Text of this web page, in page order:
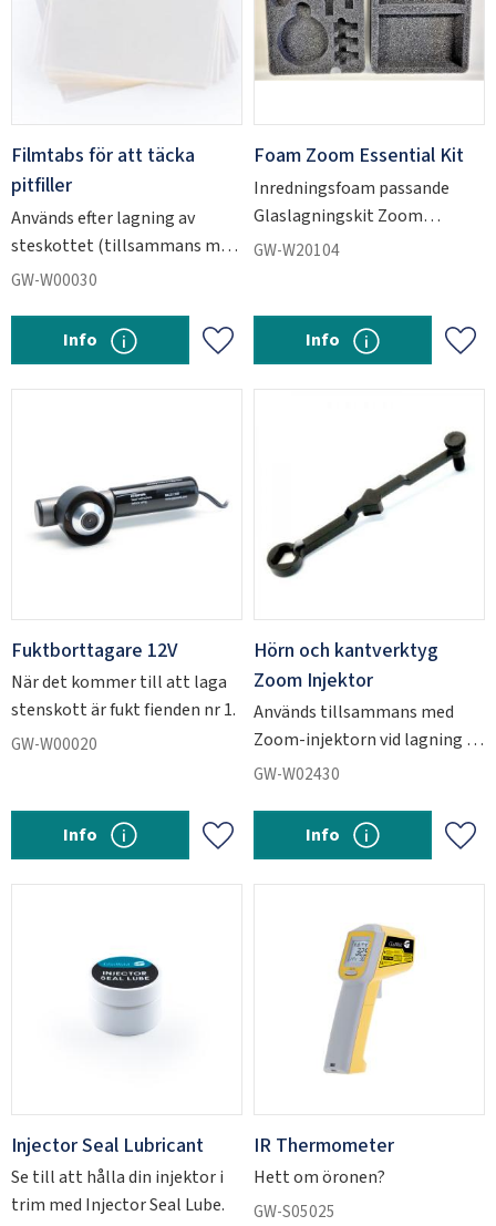
Filmtabs för att täcka
pitfiller
Används efter lagning av
steskottet (tillsammans med
PitFiller GW-W04411) för att
GW-W00030
Lägg till i favoriter
Info
Foam Zoom Essential Kit
Inredningsfoam passande
Glaslagningskit Zoom
Essential
GW-W20104
Info
Fuktborttagare 12V
När det kommer till att laga
stenskott är fukt fienden nr 1.
GW-W00020
Lägg till i favoriter
Info
Hörn och kantverktyg
Zoom Injektor
Används tillsammans med
Zoom-injektorn vid lagning i
hörn eller kanten på glaset.
GW-W02430
Info
Injector Seal Lubricant
Se till att hålla din injektor i
trim med Injector Seal Lube.
IR Thermometer
Hett om öronen?
GW-S05025